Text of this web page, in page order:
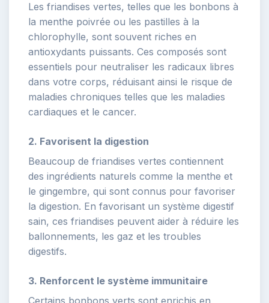
Les friandises vertes, telles que les bonbons à
la menthe poivrée ou les pastilles à la
chlorophylle, sont souvent riches en
antioxydants puissants. Ces composés sont
essentiels pour neutraliser les radicaux libres
dans votre corps, réduisant ainsi le risque de
maladies chroniques telles que les maladies
cardiaques et le cancer.
2. Favorisent la digestion
Beaucoup de friandises vertes contiennent
des ingrédients naturels comme la menthe et
le gingembre, qui sont connus pour favoriser
la digestion. En favorisant un système digestif
sain, ces friandises peuvent aider à réduire les
ballonnements, les gaz et les troubles
digestifs.
3. Renforcent le système immunitaire
Certains bonbons verts sont enrichis en